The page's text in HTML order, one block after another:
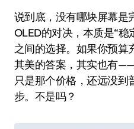
说到底，没有哪块屏幕是
OLED的对决，本质是“稳
之间的选择。如果你预算
其美的答案，其实也有
只是那个价格，还远没到
步。不是吗？